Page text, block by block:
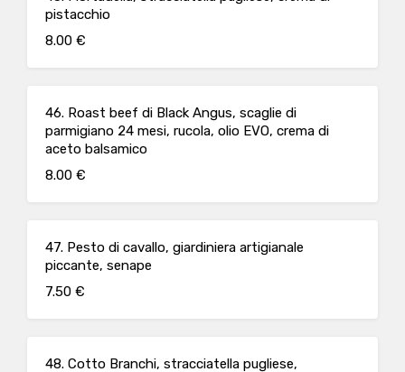
pistacchio
8.00 €
46. Roast beef di Black Angus, scaglie di
parmigiano 24 mesi, rucola, olio EVO, crema di
aceto balsamico
8.00 €
47. Pesto di cavallo, giardiniera artigianale
piccante, senape
7.50 €
48. Cotto Branchi, stracciatella pugliese,